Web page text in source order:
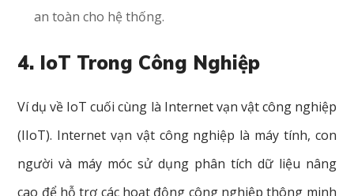
an toàn cho hệ thống.
4. IoT Trong Công Nghiệp
Ví dụ về IoT cuối cùng là Internet vạn vật công nghiệp
(IIoT). Internet vạn vật công nghiệp là máy tính, con
người và máy móc sử dụng phân tích dữ liệu nâng
cao để hỗ trợ các hoạt động công nghiệp thông minh